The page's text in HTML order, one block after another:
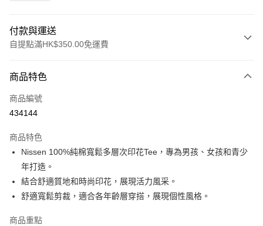
付款與運送
自提點滿HK$350.00免運費
信用卡
Apple Pay
PayMe
WeChat Pay
送貨方式
付款後順豐自助櫃
商品特色
商品編號
434144
商品特色
Nissen 100%純棉寬鬆多層次印花Tee，專為男孩、女孩和青少
年打造。
結合舒適質地和時尚印花，展現活力風采。
舒適寬鬆剪裁，適合各年齡層穿搭，展現個性風格。
商品重點